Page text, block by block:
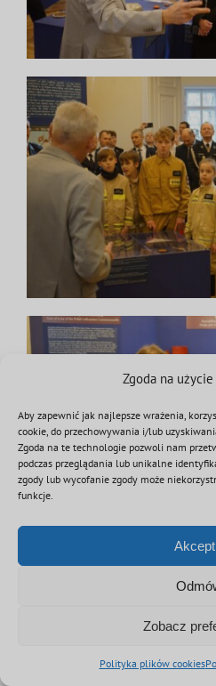
Zgoda na
Aby zapewnić jak najlepsze wrażenia,
cookie, do przechowywania i/lub
Zgoda na te technologie pozwoli nam
podczas przeglądania lub unikalne
zgody lub wycofanie zgody może
funkcje.
Zobacz
Polityka plików cookies